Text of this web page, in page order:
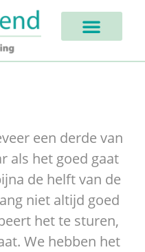
een derde van
als het goed gaat
de helft van de
niet altijd goed
het te sturen,
We hebben het